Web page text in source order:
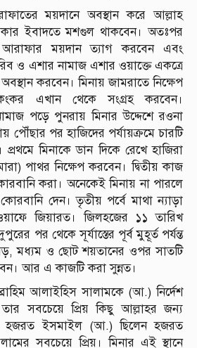
ময়দানে অবস্থান করে আল্লাহ
ইবাদতে মশগুল থাকবেন। অতঃপর
আরাফার ময়দান ত্যাগ করবেন এবং
ও এশার নামাজ এশার ওয়াক্তে একত্রে
করবেন। মিনায় জামরাতে নিক্ষেপ
এখান থেকে সংগ্রহ করবেন।
পড়ে পুনরায় মিনার উদ্দেশে রওনা
পৌঁছার পর হাজিদের পর্যায়ক্রমে চারটি
মিনাকে ডান দিকে রেখে হাজিরা
পাথর নিক্ষেপ করবেন। দ্বিতীয় কাজ
করা। অনেকেই মিনায় না পারলে
দেন। তৃতীয় পর্বে মাথা ন্যাড়া
জিয়ারত। জিলহজের ১১ তারিখ
পর থেকে সূর্যাস্তের পূর্ব মুহূর্ত পর্যন্ত
মধ্যম ও ছোট শয়তানের ওপর সাতটি
আর এ কাজটি করা সুন্নত।
আলাইহিস সালামকে (আ.) নির্দেশ
তার সবচেয়ে প্রিয় কিছু আল্লাহর জন্য
হজরত ইসমাইল (আ.) ছিলেন হজরত
সবচেয়ে প্রিয়। মিনার এই স্থানে